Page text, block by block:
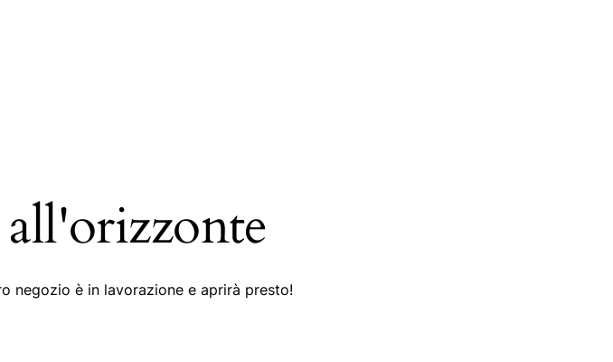
negozio è in lavorazione e aprirà presto!